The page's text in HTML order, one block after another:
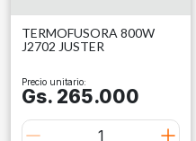
TERMOFUSORA 800W
J2702 JUSTER
Precio unitario:
Gs. 265.000